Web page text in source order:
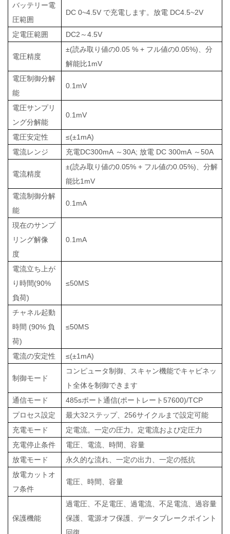
バッテリー電
圧範囲
DC 0~4.5V で充電します。放電 DC4.5~2V
定電圧範囲 DC2～4.5V
電圧精度
±(読み取り値の0.05 % + フル値の0.05%)、分
解能比1mV
電圧制御分解
能
0.1mV
電圧サンプリ
ング分解能
0.1mV
電圧安定性
≤(±1mA)
電流レンジ
充電DC300mA ～30A; 放電 DC 300mA ～50A
電流精度
±(読み取り値の0.05% + フル値の0.05%)、分解
能比1mV
電流制御分解
能
0.1mA
現在のサンプ
リング解像
度
0.1mA
電流立ち上が
り時間(90%
負荷)
≤50MS
チャネル起動
時間 (90% 負
荷)
≤50MS
電流の安定性 ≤(±1mA)
制御モード
コンピュータ制御、スキャン機能でキャビネッ
ト全体を制御できます
通信モード
485sポート通信(ポートレート57600)/TCP
プロセス設定
最大32ステップ、256サイクルまで設定可能
充電モード
定電流。一定の圧力。定電流および定圧力
充電停止条件
電圧、電流、時間、容量
放電モード
永久的な流れ、一定の出力、一定の抵抗
放電カットオ
フ条件
電圧、時間、容量
保護機能
過電圧、不足電圧、過電流、不足電流、過容量
保護、電源オフ保護、データブレークポイント